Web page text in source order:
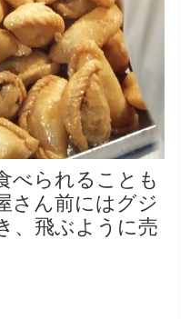
べられることも
さん前にはグジ
、飛ぶように売